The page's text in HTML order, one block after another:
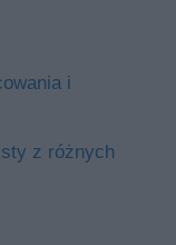
i
z różnych